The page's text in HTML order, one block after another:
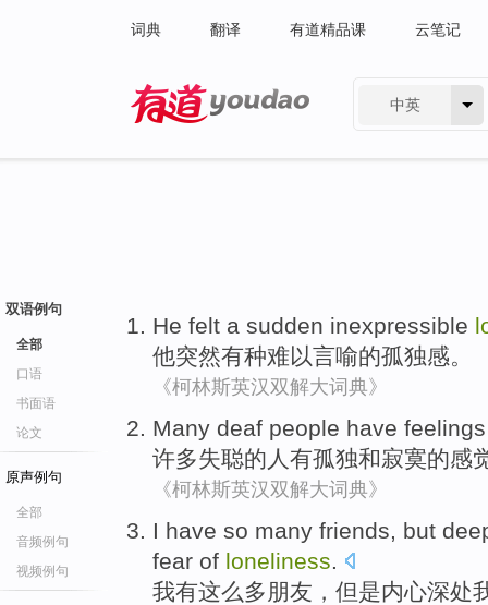
词典 翻译 有道精品课 云笔记
中英
双语例句
全部
口语
书面语
论文
原声例句
全部
音频例句
视频例句
He felt a sudden inexpressible
他突然有种难以言喻的孤独感。
《柯林斯英汉双解大词典》
Many deaf people have feelings
许多失聪的 人 有孤独和寂寞的感
《柯林斯英汉双解大词典》
I have so many friends but
fear of loneliness
我有这么 多 朋友 ， 但是内心深处